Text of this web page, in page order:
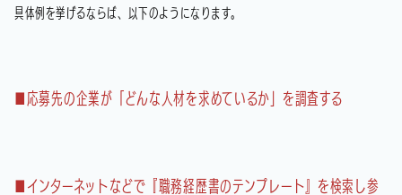
具体例を挙げるならば、以下のようになります。
■応募先の企業が「どんな人材を求めているか」を調査する
■インターネットなどで『職務経歴書のテンプレート』を検索し参